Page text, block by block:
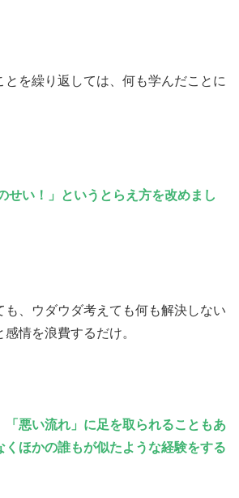
とを繰り返しては、何も学んだことに
せい！」というとらえ方を改めまし
も、ウダウダ考えても何も解決しない
情を浪費するだけ。
「悪い流れ」に足を取られることもあ
くほかの誰もが似たような経験をする